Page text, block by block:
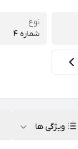
نوع
شماره 4
ویژگی ها